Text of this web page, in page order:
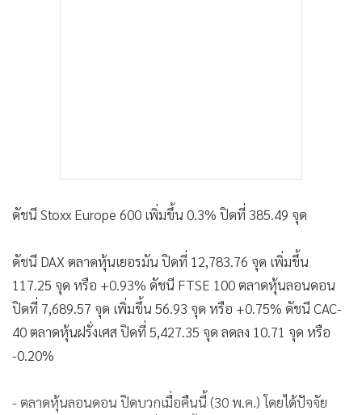
ดัชนี Stoxx Europe 600 เพิ่มขึ้น 0.3% ปิดที่ 385.49 จุด
ดัชนี DAX ตลาดหุ้นเยอรมัน ปิดที่ 12,783.76 จุด เพิ่มขึ้น
117.25 จุด หรือ +0.93% ดัชนี FTSE 100 ตลาดหุ้นลอนดอน
ปิดที่ 7,689.57 จุด เพิ่มขึ้น 56.93 จุด หรือ +0.75% ดัชนี CAC-
40 ตลาดหุ้นฝรั่งเศส ปิดที่ 5,427.35 จุด ลดลง 10.71 จุด หรือ
-0.20%
- ตลาดหุ้นลอนดอน ปิดบวกเมื่อคืนนี้ (30 พ.ค.) โดยได้ปัจจัย